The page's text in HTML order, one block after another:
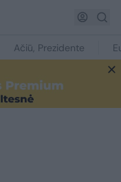
Ačiū, Prezidente